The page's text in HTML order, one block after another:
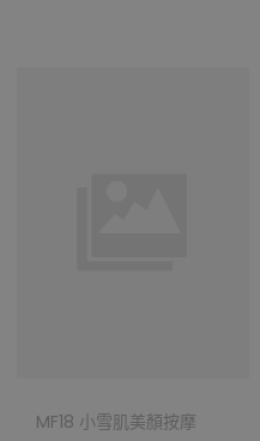
MF18 小雪肌美顏按摩